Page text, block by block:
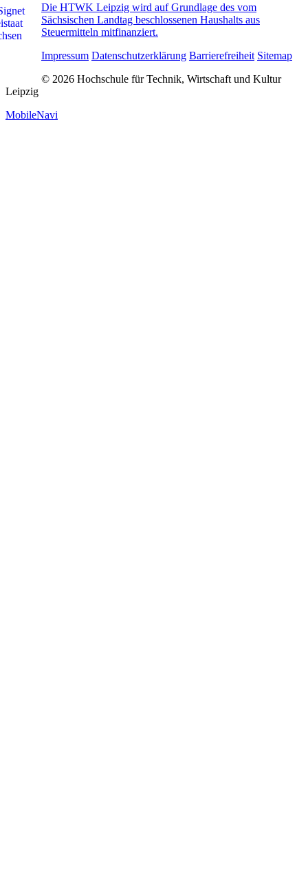
Die HTWK Leipzig wird auf Grundlage des vom
Sächsischen Landtag beschlossenen Haushalts aus
Steuermitteln mitfinanziert.
Impressum Datenschutzerklärung Barrierefreiheit Sitemap
© 2026 Hochschule für Technik, Wirtschaft und Kultur
Leipzig
MobileNavi